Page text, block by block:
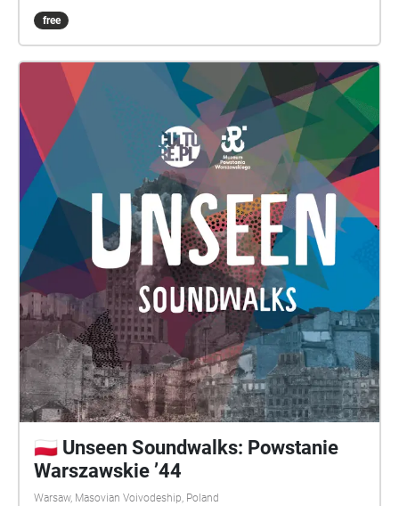
important events of the Uprising, Unseen
Soundwalks: Warsaw Rising ’44 recounts tales of
destruction. All photos used in this series are from
the collection of the Warsaw Rising Museum. Any
suggestions and queries may be sent by email to:
unseen@culture.pl
free
🇵🇱 Unseen Soundwalks: Powstanie
Warszawskie ’44
Warsaw, Masovian Voivodeship, Poland